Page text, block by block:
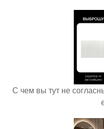
С чем вы тут не